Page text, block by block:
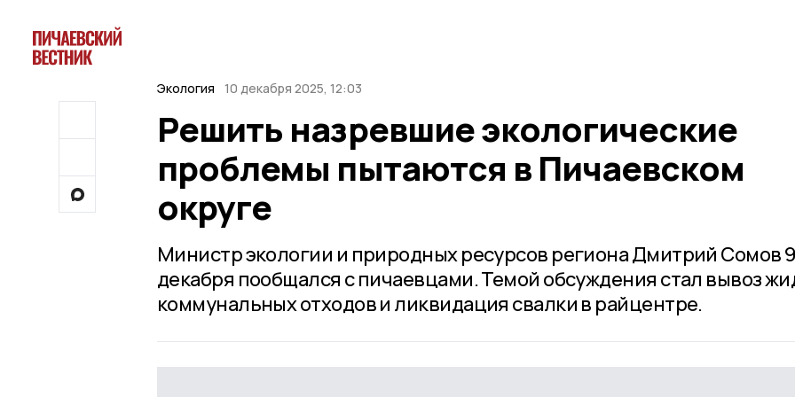
Экология 10 декабря 2025, 12:03
Решить назревшие экологические
проблемы пытаются в Пичаевском
округе
Министр экологии и природных ресурсов региона Дмитрий Сомов 9
декабря пообщался с пичаевцами. Темой обсуждения стал вывоз
коммунальных отходов и ликвидация свалки в райцентре.